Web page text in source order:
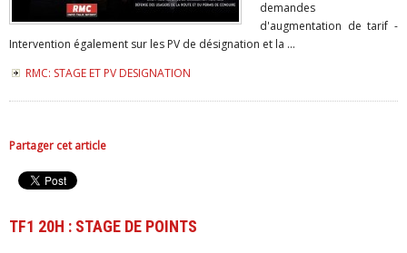
demandes
d'augmentation de tarif -
Intervention également sur les PV de désignation et la ...
RMC: STAGE ET PV DESIGNATION
Partager cet article
TF1 20H : STAGE DE POINTS